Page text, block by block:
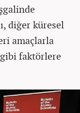
diğer küresel
amaçlarla
faktörlere